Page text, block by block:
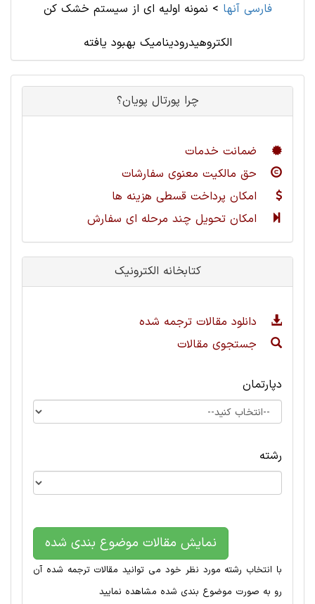
فارسی آنها > نمونه اولیه ای از سیستم خشک کن
الکتروهیدرودینامیک بهبود یافته
چرا پورتال پویان؟
ضمانت خدمات
حق مالکیت معنوی سفارشات
امکان پرداخت قسطی هزینه ها
امکان تحویل چند مرحله ای سفارش
کتابخانه الکترونیک
دانلود مقالات ترجمه شده
جستجوی مقالات
دپارتمان
رشته
نمایش مقالات موضوع بندی شده
با انتخاب رشته مورد نظر خود می توانید مقالات ترجمه شده آن
رو به صورت موضوع بندی شده مشاهده نمایید